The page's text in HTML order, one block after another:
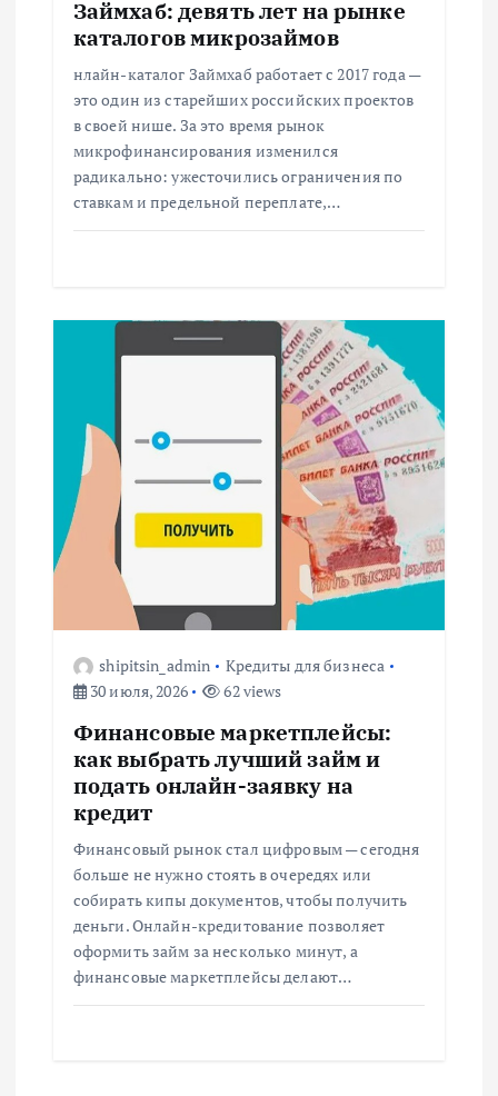
Займхаб: девять лет на рынке
каталогов микрозаймов
нлайн-каталог Займхаб работает с 2017 года —
это один из старейших российских проектов
в своей нише. За это время рынок
микрофинансирования изменился
радикально: ужесточились ограничения по
ставкам и предельной переплате,…
shipitsin_admin
Кредиты для бизнеса
30 июля, 2026
62 views
Финансовые маркетплейсы:
как выбрать лучший займ и
подать онлайн-заявку на
кредит
Финансовый рынок стал цифровым — сегодня
больше не нужно стоять в очередях или
собирать кипы документов, чтобы получить
деньги. Онлайн-кредитование позволяет
оформить займ за несколько минут, а
финансовые маркетплейсы делают…